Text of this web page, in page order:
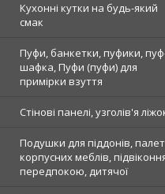
Кухонні кутки на будь-який
смак
Пуфи, банкетки, пуфики,
шафка, Пуфи (пуфи) для
примірки взуття
Стінові панелі, узголів'я
Подушки для піддонів,
корпусних меблів,
передпокою, дитячої